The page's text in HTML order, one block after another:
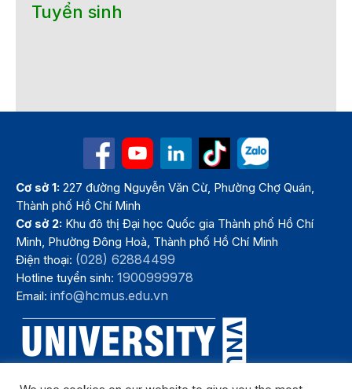
Tuyển sinh
Cơ sở 1: 227 đường Nguyễn Văn Cừ, Phường Chợ Quán,
Thành phố Hồ Chí Minh
Cơ sở 2: Khu đô thị Đại học Quốc gia Thành phố Hồ Chí
Minh, Phường Đông Hoà, Thành phố Hồ Chí Minh
Điện thoại: (028) 62884499
Hotline tuyển sinh:1900999978
Email:info@hcmus.edu.vn